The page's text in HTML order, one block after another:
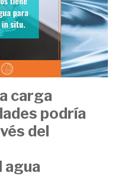
carga
podría
del
agua